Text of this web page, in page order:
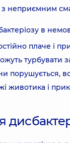
з неприємним
в
плаче і
турбувати
порушується,
животика і